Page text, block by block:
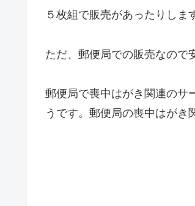
５枚組で販売があったりしま
ただ、郵便局での販売なので
郵便局で喪中はがき関連のサ
うです。郵便局の喪中はがき